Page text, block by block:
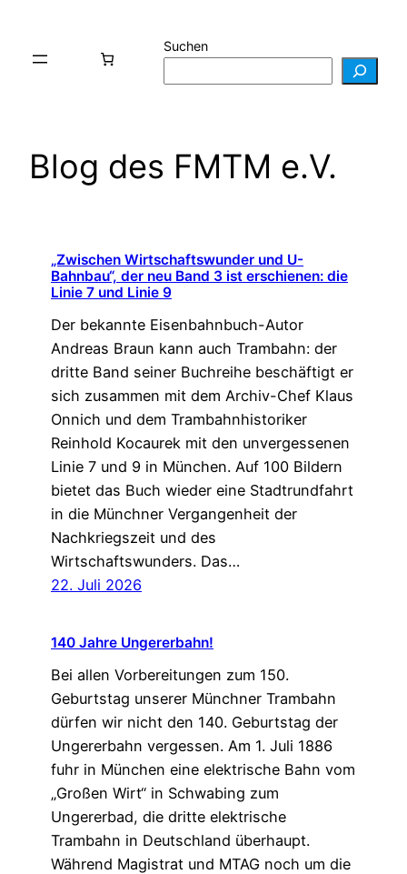
springen
Suchen
Blog des FMTM e.V.
„Zwischen Wirtschaftswunder und U-
Bahnbau“, der neu Band 3 ist erschienen: die
Linie 7 und Linie 9
Der bekannte Eisenbahnbuch-Autor
Andreas Braun kann auch Trambahn: der
dritte Band seiner Buchreihe beschäftigt er
sich zusammen mit dem Archiv-Chef Klaus
Onnich und dem Trambahnhistoriker
Reinhold Kocaurek mit den unvergessenen
Linie 7 und 9 in München. Auf 100 Bildern
bietet das Buch wieder eine Stadtrundfahrt
in die Münchner Vergangenheit der
Nachkriegszeit und des
Wirtschaftswunders. Das…
22. Juli 2026
140 Jahre Ungererbahn!
Bei allen Vorbereitungen zum 150.
Geburtstag unserer Münchner Trambahn
dürfen wir nicht den 140. Geburtstag der
Ungererbahn vergessen. Am 1. Juli 1886
fuhr in München eine elektrische Bahn vom
„Großen Wirt“ in Schwabing zum
Ungererbad, die dritte elektrische
Trambahn in Deutschland überhaupt.
Während Magistrat und MTAG noch um die